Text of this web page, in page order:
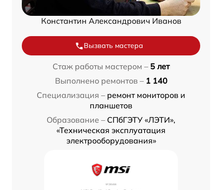
Константин Александрович Иванов
Вызвать мастера
Стаж работы мастером – 5 лет
Выполнено ремонтов – 1 140
Специализация – ремонт мониторов и
планшетов
Образование – СПбГЭТУ «ЛЭТИ»,
«Техническая эксплуатация
электрооборудования»